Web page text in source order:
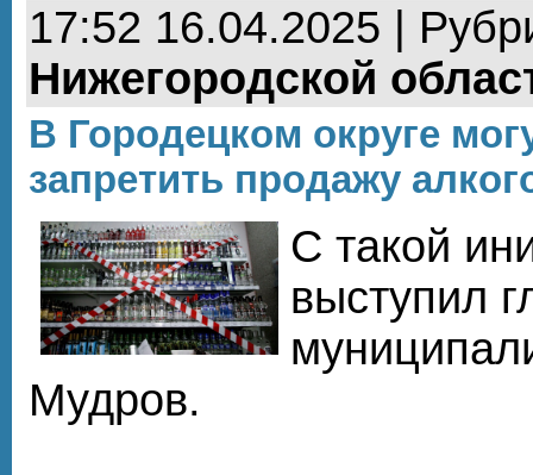
17:52 16.04.2025 |
Нижегородской
В Городецком округе
запретить продажу
С такой
выступил
Мудров.